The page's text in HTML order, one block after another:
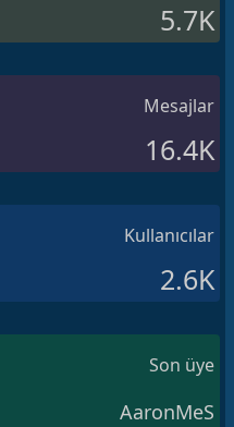
5.7K
Mesajlar
16.4K
Kullanıcılar
2.6K
Son üye
AaronMeS